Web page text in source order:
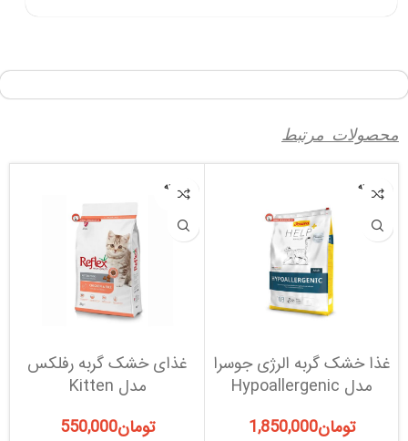
محصولات مرتبط
فروخته
شده
غذا خشک گربه الرژی جوسرا
مدل Hypoallergenic
تومان1,850,000
فروخته
شده
غذای خشک گربه رفلکس
مدل Kitten
تومان550,000